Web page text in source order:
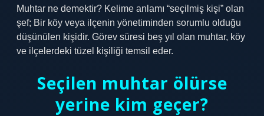
Muhtar ne demektir? Kelime anlamı “seçilmiş kişi” olan
şef; Bir köy veya ilçenin yönetiminden sorumlu olduğu
düşünülen kişidir. Görev süresi beş yıl olan muhtar, köy
ve ilçelerdeki tüzel kişiliği temsil eder.
Seçilen muhtar ölürse
yerine kim geçer?